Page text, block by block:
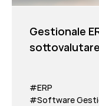
Gestionale
#ERP
#Software